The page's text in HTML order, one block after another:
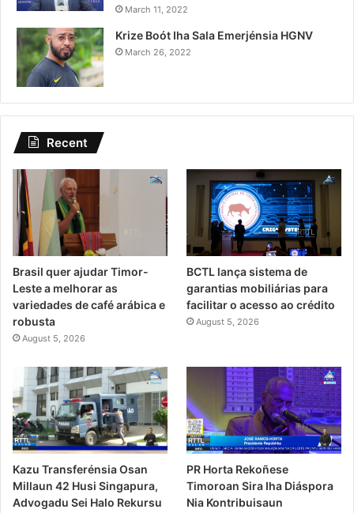
March 11, 2022
Krize Boót Iha Sala Emerjénsia HGNV
March 26, 2022
Recent
Brasil quer ajudar Timor-
Leste a melhorar as
variedades de café arábica e
robusta
August 5, 2026
BCTL lança sistema de
garantias mobiliárias para
facilitar o acesso ao crédito
August 5, 2026
Kazu Transferénsia Osan
Millaun 42 Husi Singapura,
Advogadu Sei Halo Rekursu
PR Horta Rekoñese
Timoroan Sira Iha Diáspora
Nia Kontribuisaun